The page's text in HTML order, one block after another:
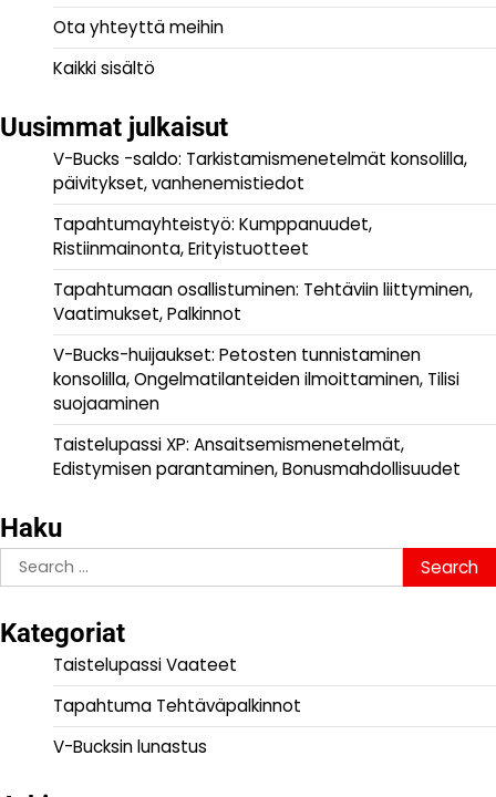
Ota yhteyttä meihin
Kaikki sisältö
Uusimmat julkaisut
V-Bucks -saldo: Tarkistamismenetelmät konsolilla,
päivitykset, vanhenemistiedot
Tapahtumayhteistyö: Kumppanuudet,
Ristiinmainonta, Erityistuotteet
Tapahtumaan osallistuminen: Tehtäviin liittyminen,
Vaatimukset, Palkinnot
V-Bucks-huijaukset: Petosten tunnistaminen
konsolilla, Ongelmatilanteiden ilmoittaminen, Tilisi
suojaaminen
Taistelupassi XP: Ansaitsemismenetelmät,
Edistymisen parantaminen, Bonusmahdollisuudet
Haku
Search
for:
Kategoriat
Taistelupassi Vaateet
Tapahtuma Tehtäväpalkinnot
V-Bucksin lunastus